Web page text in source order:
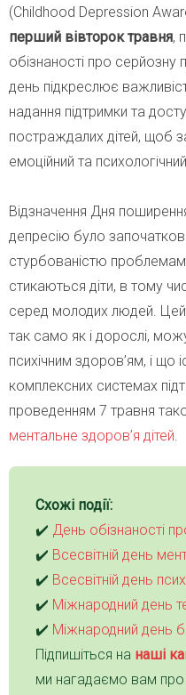
(Childhood Depression
перший вівторок травня,
обізнаності про серйозну
день підкреслює
надання підтримки та
постраждалих дітей, щоб
емоційний та
Відзначення Дня
депресію було
стурбованістю
стикаються діти, в тому
серед молодих людей. Цей
так само як і дорослі,
психічним здоров’ям, і що
комплексних системах
проведенням 7 травня
ментальне здоров’я дітей.
Схожі події:
✔️ День обізнаності
✔️ Всесвітній день
✔️ Всесвітній день
✔️ Міжнародний день
✔️ Міжнародний день
Підпишіться на наші
ми нагадаємо вам про